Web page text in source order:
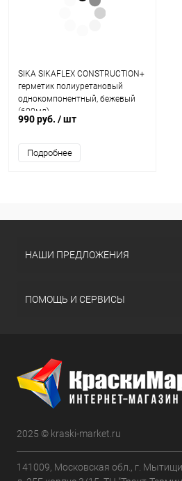
SIKA SIKAFLEX CONSTRUCTION+
герметик полиуретановый
однокомпонентный, бежевый
(600мл)
990 руб. / шт
Подробнее
НАШИ ПРЕДЛОЖЕНИЯ
ПОМОЩЬ И СЕРВИСЫ
2025 © kraski-market.ru
141009, Московская обл., г.